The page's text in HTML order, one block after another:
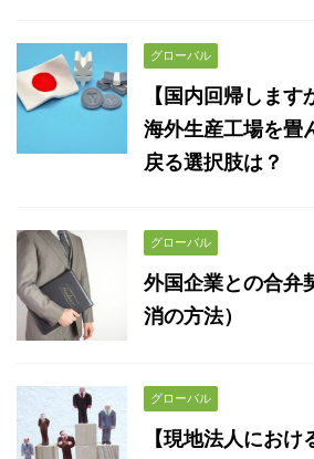
グローバル
【国内回帰しま
海外生産工場を畳
戻る選択肢は？
グローバル
外国企業との合弁
消の方法）
グローバル
【現地法人にお